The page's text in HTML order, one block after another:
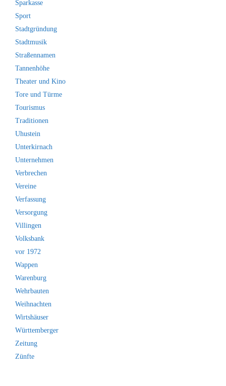
Sparkasse
Sport
Stadtgründung
Stadtmusik
Straßennamen
Tannenhöhe
Theater und Kino
Tore und Türme
Tourismus
Traditionen
Uhustein
Unterkirnach
Unternehmen
Verbrechen
Vereine
Verfassung
Versorgung
Villingen
Volksbank
vor 1972
Wappen
Warenburg
Wehrbauten
Weihnachten
Wirtshäuser
Württemberger
Zeitung
Zünfte